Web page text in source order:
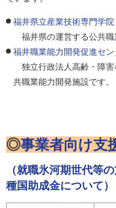
福井県立産業技術専門学院
福井県の運営する公共職
福井職業能力開発促進セ
独立行政法人高齢・障害
共職業能力開発施設です。
◎事業者向け支
（就職氷河期世代等
種国助成金について）